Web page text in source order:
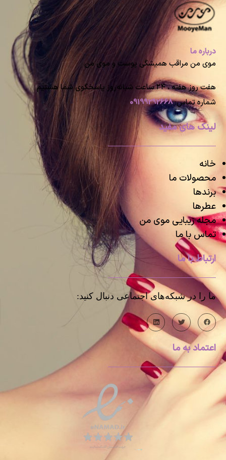
درباره ما
موی من مراقب همیشگی پوست و موی من
هفت روز هفته ، ۲۴ ساعت شبانه‌روز پاسخگوی شما هستیم
شماره تماس:09199292668
لینک های مفید
خانه
محصولات ما
برندها
عطرها
مجله زیبایی موی من
تماس با ما
ارتباط با ما
ما را در شبکه‌های اجتماعی دنبال کنید:
اعتماد به ما